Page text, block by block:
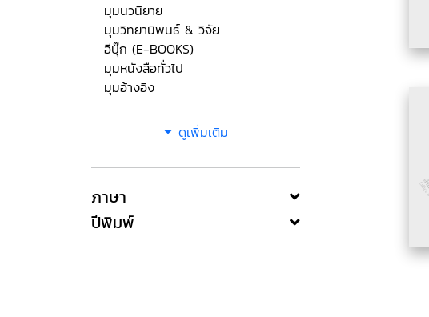
มุมนวนิยาย
มุมวิทยานิพนธ์ & วิจัย
อีบุ๊ก (E-BOOKS)
มุมหนังสือทั่วไป
มุมอ้างอิง
ดูเพิ่มเติม
ภาษา
ปีพิมพ์